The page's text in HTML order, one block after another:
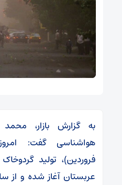
به گزارش بازار،
فروردین‌)، تولید
عربستان آغاز شده و از